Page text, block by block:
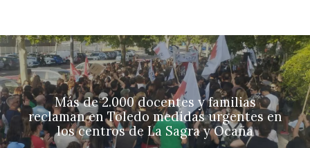
Más de 2.000 docentes y familias
reclaman en Toledo medidas urgentes en
los centros de La Sagra y Ocaña